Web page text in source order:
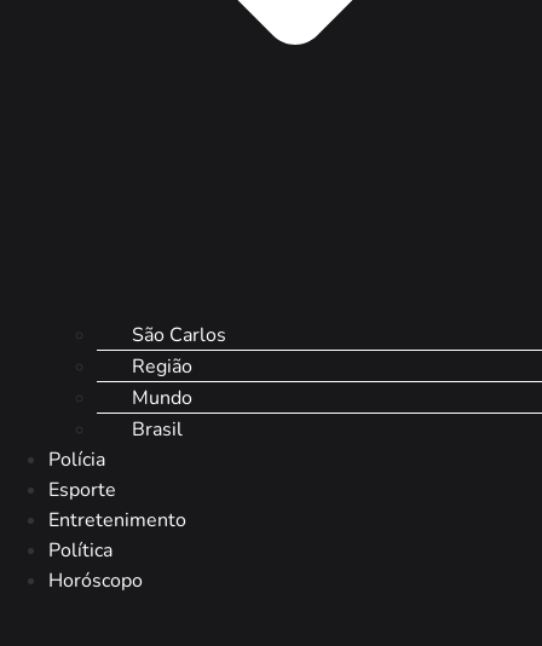
São Carlos
Região
Mundo
Brasil
Polícia
Esporte
Entretenimento
Política
Horóscopo